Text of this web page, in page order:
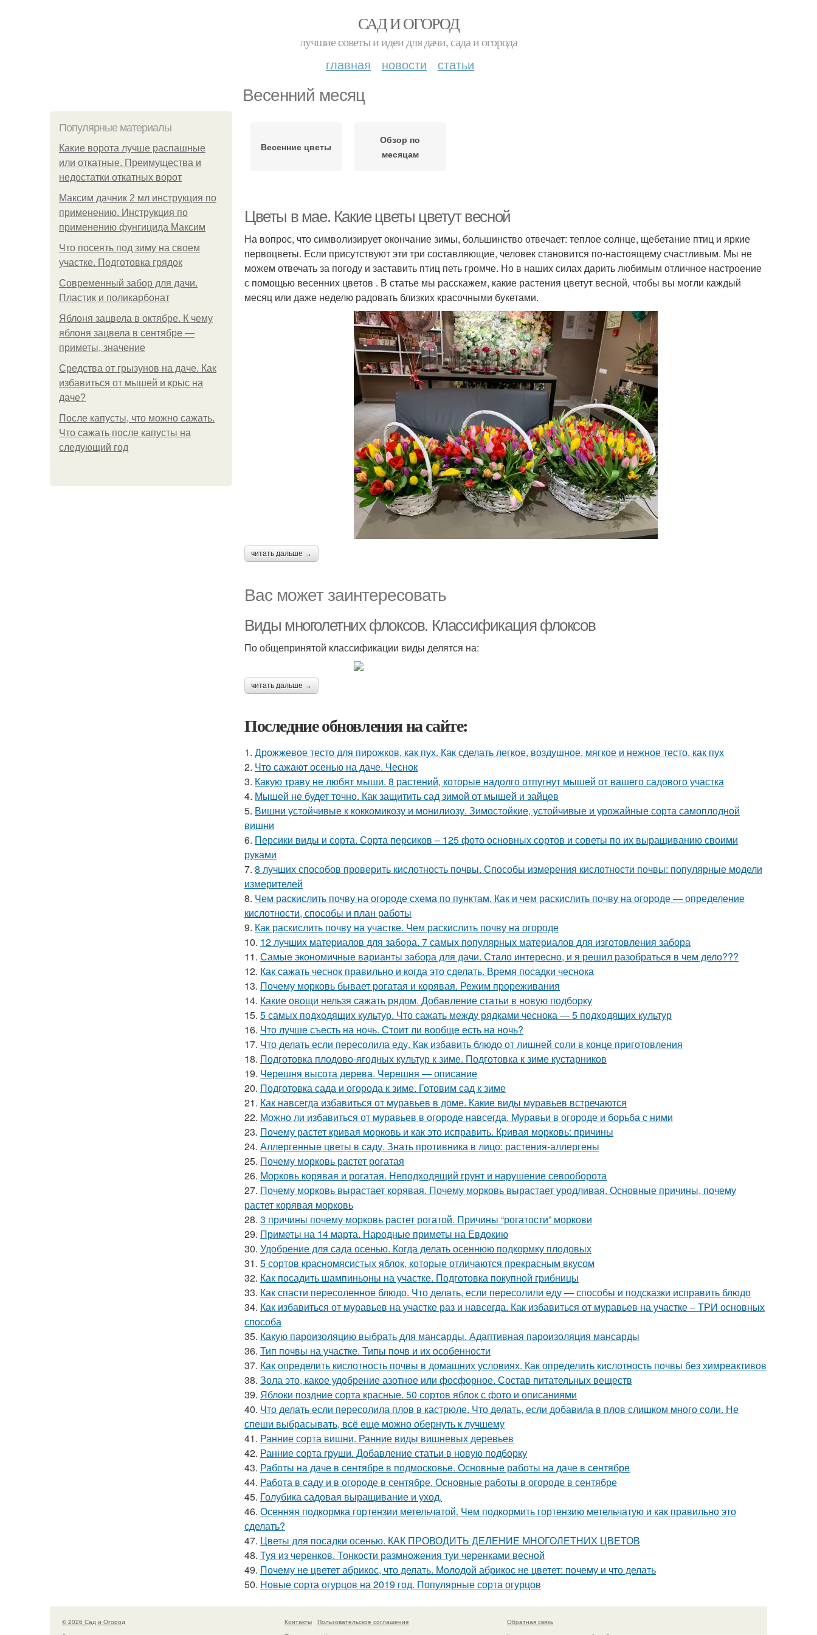
САД И ОГОРОД
лучшие советы и идеи для дачи, сада и огорода
главная новости статьи
Весенний месяц
Популярные материалы
Какие ворота лучше распашные
или откатные. Преимущества и
недостатки откатных ворот
Максим дачник 2 мл инструкция по
применению. Инструкция по
применению фунгицида Максим
Что посеять под зиму на своем
участке. Подготовка грядок
Современный забор для дачи.
Пластик и поликарбонат
Яблоня зацвела в октябре. К чему
яблоня зацвела в сентябре —
приметы, значение
Средства от грызунов на даче. Как
избавиться от мышей и крыс на
даче?
После капусты, что можно сажать.
Что сажать после капусты на
следующий год
Весенние цветы
Обзор по
месяцам
Цветы в мае. Какие цветы цветут весной
На вопрос, что символизирует окончание зимы, большинство отвечает: теплое солнце, щебетание птиц и яркие
первоцветы. Если присутствуют эти три составляющие, человек становится по-настоящему счастливым. Мы не
можем отвечать за погоду и заставить птиц петь громче. Но в наших силах дарить любимым отличное настроение
с помощью весенних цветов . В статье мы расскажем, какие растения цветут весной, чтобы вы могли каждый
месяц или даже неделю радовать близких красочными букетами.
читать дальше →
Вас может заинтересовать
Виды многолетних флоксов. Классификация флоксов
По общепринятой классификации виды делятся на:
читать дальше →
Последние обновления на сайте:
1. Дрожжевое тесто для пирожков, как пух. Как сделать легкое, воздушное, мягкое и нежное тесто, как пух
2. Что сажают осенью на даче. Чеснок
3. Какую траву не любят мыши. 8 растений, которые надолго отпугнут мышей от вашего садового участка
4. Мышей не будет точно. Как защитить сад зимой от мышей и зайцев
5. Вишни устойчивые к коккомикозу и монилиозу. Зимостойкие, устойчивые и урожайные сорта самоплодной
вишни
6. Персики виды и сорта. Сорта персиков – 125 фото основных сортов и советы по их выращиванию своими
руками
7. 8 лучших способов проверить кислотность почвы. Способы измерения кислотности почвы: популярные модели
измерителей
8. Чем раскислить почву на огороде схема по пунктам. Как и чем раскислить почву на огороде — определение
кислотности, способы и план работы
9. Как раскислить почву на участке. Чем раскислить почву на огороде
10. 12 лучших материалов для забора. 7 самых популярных материалов для изготовления забора
11. Самые экономичные варианты забора для дачи. Стало интересно, и я решил разобраться в чем дело???
12. Как сажать чеснок правильно и когда это сделать. Время посадки чеснока
13. Почему морковь бывает рогатая и корявая. Режим прореживания
14. Какие овощи нельзя сажать рядом. Добавление статьи в новую подборку
15. 5 самых подходящих культур. Что сажать между рядками чеснока — 5 подходящих культур
16. Что лучше съесть на ночь. Стоит ли вообще есть на ночь?
17. Что делать если пересолила еду. Как избавить блюдо от лишней соли в конце приготовления
18. Подготовка плодово-ягодных культур к зиме. Подготовка к зиме кустарников
19. Черешня высота дерева. Черешня — описание
20. Подготовка сада и огорода к зиме. Готовим сад к зиме
21. Как навсегда избавиться от муравьев в доме. Какие виды муравьев встречаются
22. Можно ли избавиться от муравьев в огороде навсегда. Муравьи в огороде и борьба с ними
23. Почему растет кривая морковь и как это исправить. Кривая морковь: причины
24. Аллергенные цветы в саду. Знать противника в лицо: растения-аллергены
25. Почему морковь растет рогатая
26. Морковь корявая и рогатая. Неподходящий грунт и нарушение севооборота
27. Почему морковь вырастает корявая. Почему морковь вырастает уродливая. Основные причины, почему
растет корявая морковь
28. 3 причины почему морковь растет рогатой. Причины “рогатости” моркови
29. Приметы на 14 марта. Народные приметы на Евдокию
30. Удобрение для сада осенью. Когда делать осеннюю подкормку плодовых
31. 5 сортов красномясистых яблок, которые отличаются прекрасным вкусом
32. Как посадить шампиньоны на участке. Подготовка покупной грибницы
33. Как спасти пересоленное блюдо. Что делать, если пересолили еду — способы и подсказки исправить блюдо
34. Как избавиться от муравьев на участке раз и навсегда. Как избавиться от муравьев на участке – ТРИ основных
способа
35. Какую пароизоляцию выбрать для мансарды. Адаптивная пароизоляция мансарды
36. Тип почвы на участке. Типы почв и их особенности
37. Как определить кислотность почвы в домашних условиях. Как определить кислотность почвы без химреактивов
38. Зола это, какое удобрение азотное или фосфорное. Состав питательных веществ
39. Яблоки поздние сорта красные. 50 сортов яблок с фото и описаниями
40. Что делать если пересолила плов в кастрюле. Что делать, если добавила в плов слишком много соли. Не
спеши выбрасывать, всё еще можно обернуть к лучшему
41. Ранние сорта вишни. Ранние виды вишневых деревьев
42. Ранние сорта груши. Добавление статьи в новую подборку
43. Работы на даче в сентябре в подмосковье. Основные работы на даче в сентябре
44. Работа в саду и в огороде в сентябре. Основные работы в огороде в сентябре
45. Голубика садовая выращивание и уход.
46. Осенняя подкормка гортензии метельчатой. Чем подкормить гортензию метельчатую и как правильно это
сделать?
47. Цветы для посадки осенью. КАК ПРОВОДИТЬ ДЕЛЕНИЕ МНОГОЛЕТНИХ ЦВЕТОВ
48. Туя из черенков. Тонкости размножения туи черенками весной
49. Почему не цветет абрикос, что делать. Молодой абрикос не цветет: почему и что делать
50. Новые сорта огурцов на 2019 год. Популярные сорта огурцов
© 2026 Сад и Огород Контакты
Пользовательское соглашение
Обратная связь